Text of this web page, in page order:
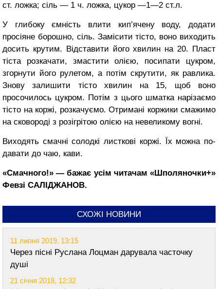
ст. ложка; сіль — 1 ч. ложка, цукор —1—2 ст.л.
У глибоку ємність вли­ти кип’ячену воду, додати
просіяне борошно, сіль. Замісити тісто, воно ви­ходить
досить крутим. Відставити його хвилин на 20. Пласт
тіста розкачати, змастити олією, посипати цукром,
згорнути його ру­летом, а потім скрутити, як равлика.
Знову залишити тісто хвилин на 15, щоб воно
просочилось цукром. Потім з цього шматка нарізаємо
тісто на коржі, розкачуємо. Отримані коржики смажимо
на сковороді з розігрітою олією на невеликому вогні.
Виходять смачні солодкі листкові коржі. Їх можна по­
давати до чаю, кави.
«Смачного!» — бажає усім читачам «Шполяночки+»
Февзі САЛІДЖАНОВ.
СХОЖІ НОВИНИ
11 липня 2019, 13:15
Через пісні Руслана Лоцман дарувала часточку
душі
21 січня 2018, 12:32